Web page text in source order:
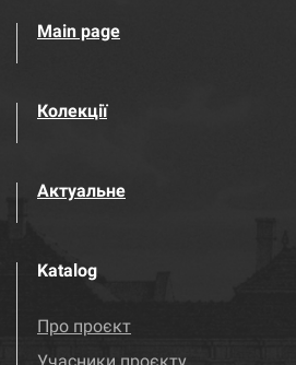
Main page
Колекції
Актуальне
Katalog
Про проєкт